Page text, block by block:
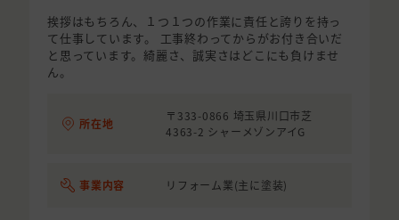
挨拶はもちろん、１つ１つの作業に責任と誇りを持っ
て仕事しています。 工事終わってからがお付き合いだ
と思っています。綺麗さ、誠実さはどこにも負けませ
ん。
所在地
〒333-0866 埼玉県川口市芝
4363-2 シャーメゾンアイG
事業内容 リフォーム業(主に塗装)